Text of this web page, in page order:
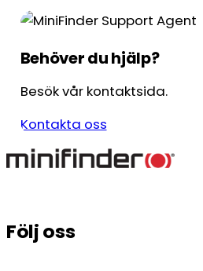
Behöver du hjälp?
Besök vår kontaktsida.
Kontakta oss
Följ oss